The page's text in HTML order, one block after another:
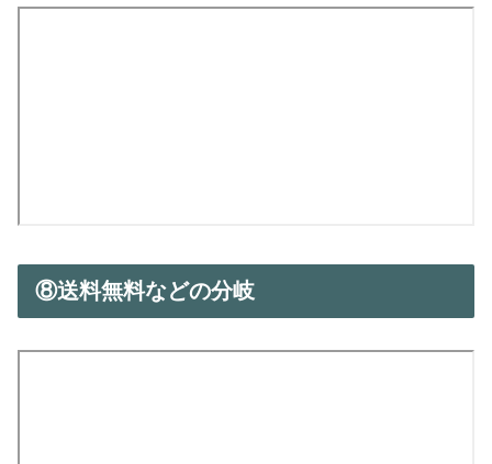
⑧送料無料などの分岐